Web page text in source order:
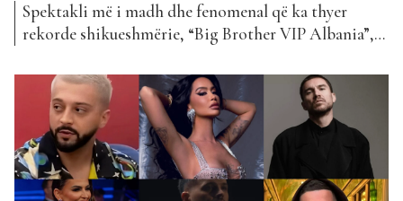
Spektakli më i madh dhe fenomenal që ka thyer
rekorde shikueshmërie, “Big Brother VIP Albania”,
të tij.Të gjithë pjesëmarrësit janë pjesë e kategorisë
VIP, ku përfshihen regjisorë, këngëtarë dhe
personazhë të tjerë të njohur në botën mediatike.
Rozana Radi, është...